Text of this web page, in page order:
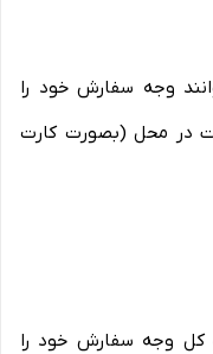
وجه سفارش خود را
در محل (بصورت کارت
کل وجه سفارش خود را